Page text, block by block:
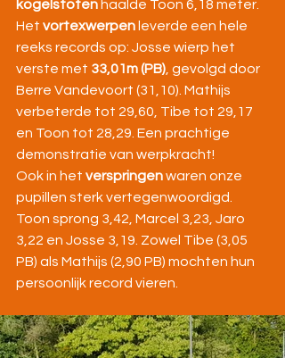
kogelstoten haalde Toon 6,18 meter.
Het vortexwerpen leverde een hele
reeks records op: Josse wierp het
verste met 33,01m (PB) , gevolgd door
Berre Vandevoort (31,10). Mathijs
verbeterde tot 29,60, Tibe tot 29,17
en Toon tot 28,29. Een prachtige
demonstratie van werpkracht!
Ook in het verspringen waren onze
pupillen sterk vertegenwoordigd.
Toon sprong 3,42, Marcel 3,23, Jaro
3,22 en Josse 3,19. Zowel Tibe (3,05
PB) als Mathijs (2,90 PB) mochten hun
persoonlijk record vieren.